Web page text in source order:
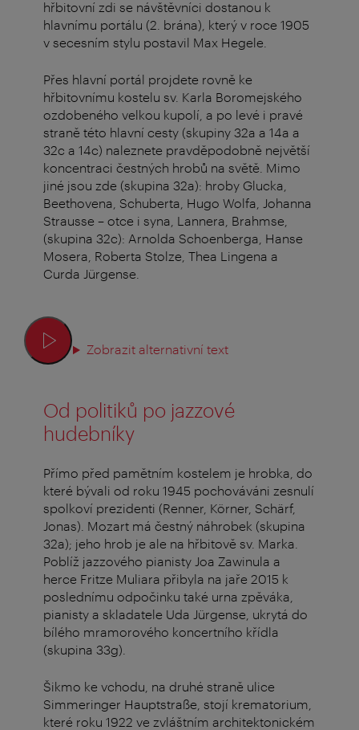
hřbitovní zdi se návštěvníci dostanou k
hlavnímu portálu (2. brána), který v roce 1905
v secesním stylu postavil Max Hegele.
Přes hlavní portál projdete rovně ke
hřbitovnímu kostelu sv. Karla Boromejského
ozdobeného velkou kupolí, a po levé i pravé
straně této hlavní cesty (skupiny 32a a 14a a
32c a 14c) naleznete pravděpodobně největší
koncentraci čestných hrobů na světě. Mimo
jiné jsou zde (skupina 32a): hroby Glucka,
Beethovena, Schuberta, Hugo Wolfa, Johanna
Strausse – otce i syna, Lannera, Brahmse,
(skupina 32c): Arnolda Schoenberga, Hanse
Mosera, Roberta Stolze, Thea Lingena a
Curda Jürgense.
Zobrazit alternativní text
Od politiků po jazzové
hudebníky
Přímo před pamětním kostelem je hrobka, do
které bývali od roku 1945 pochováváni zesnulí
spolkoví prezidenti (Renner, Körner, Schärf,
Jonas). Mozart má čestný náhrobek (skupina
32a); jeho hrob je ale na hřbitově sv. Marka.
Poblíž jazzového pianisty Joa Zawinula a
herce Fritze Muliara přibyla na jaře 2015 k
poslednímu odpočinku také urna zpěváka,
pianisty a skladatele Uda Jürgense, ukrytá do
bílého mramorového koncertního křídla
(skupina 33g).
Šikmo ke vchodu, na druhé straně ulice
Simmeringer Hauptstraße, stojí krematorium,
které roku 1922 ve zvláštním architektonickém